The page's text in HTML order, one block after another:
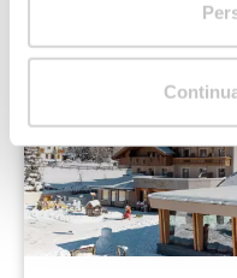
Gennaio